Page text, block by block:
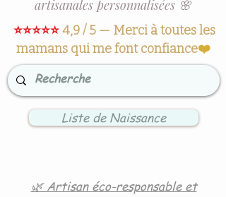
artisanales personnalisées 🌸
⭐⭐⭐⭐⭐4,9 / 5 — Merci à toutes les
mamans qui me font confiance❤️
Liste de Naissance
🌿 Artisan éco-responsable et